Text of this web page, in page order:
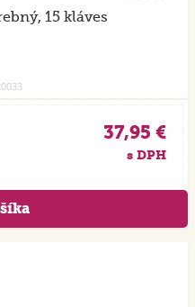
15 kláves
37,95 €
s DPH